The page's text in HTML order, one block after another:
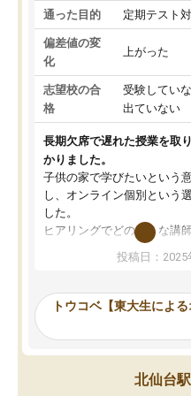
通った目的 定期テスト
偏差値の変
化
上がった
志望校の合
格
受験してい
出ていない
長期欠席で遅れた授業を取
かりました。
子供の家で学びたいという
し、オンライン個別という
した。
ヒアリングでどのような講
か、オプションは付帯する
事が出来ました。
ーティングを行い、その講
見てから講師を決定する事が
す。
うちの子は、初回面談の講
投稿日：2025
トウコベ【東大生によ
北仙台